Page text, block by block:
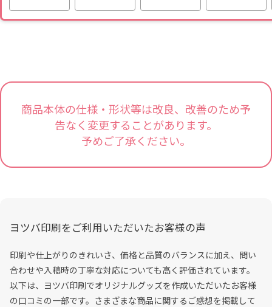
商品本体の仕様・形状等は改良、改善のため予
告なく変更することがあります。
予めご了承ください。
ヨツバ印刷をご利用いただいたお客様の声
印刷や仕上がりのきれいさ、価格と品質のバランスに加え、問い
合わせや入稿時の丁寧な対応についても高く評価されています。
以下は、ヨツバ印刷でオリジナルグッズを作成いただいたお客様
の口コミの一部です。さまざまな商品に関するご感想を掲載して